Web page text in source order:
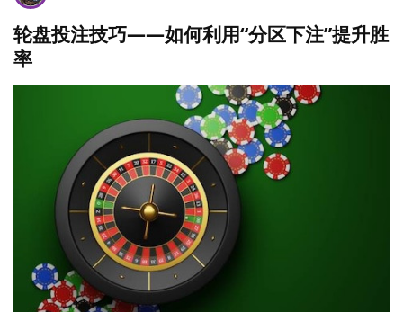
轮盘投注技巧——如何利用“分区下注”提升胜
率